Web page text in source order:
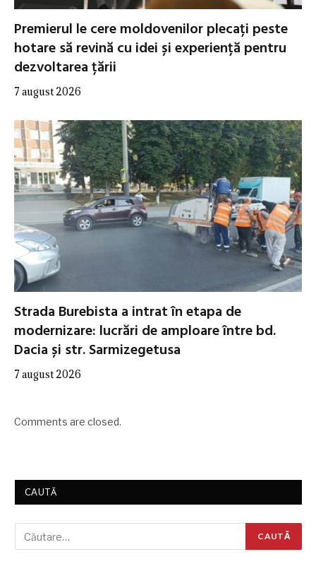
Premierul le cere moldovenilor plecați peste
hotare să revină cu idei și experiență pentru
dezvoltarea țării
7 august 2026
Strada Burebista a intrat în etapa de
modernizare: lucrări de amploare între bd.
Dacia și str. Sarmizegetusa
7 august 2026
Comments are closed.
CAUTĂ